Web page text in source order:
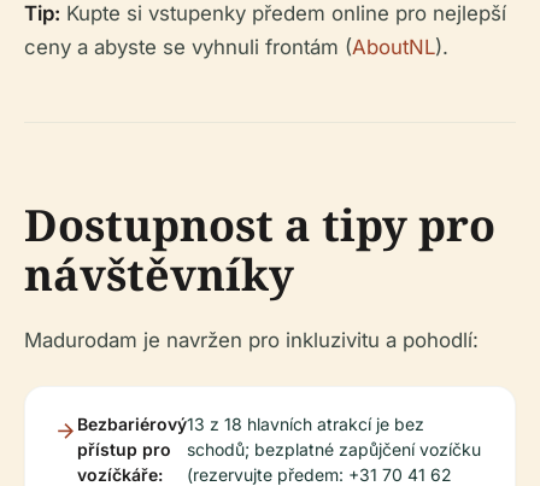
Tip: Kupte si vstupenky předem online pro nejlepší
ceny a abyste se vyhnuli frontám (AboutNL).
Dostupnost a tipy pro
návštěvníky
Madurodam je navržen pro inkluzivitu a pohodlí:
Bezbariérový
přístup pro
vozíčkáře:
13 z 18 hlavních atrakcí je bez
schodů; bezplatné zapůjčení vozíčku
(rezervujte předem: +31 70 41 62